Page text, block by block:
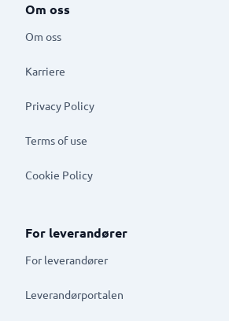
Om oss
Om oss
Karriere
Privacy Policy
Terms of use
Cookie Policy
For leverandører
For leverandører
Leverandørportalen